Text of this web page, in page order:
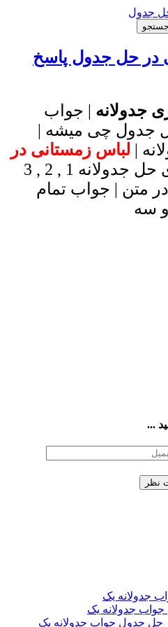
جدول
جستجو
در حل جدول پاسخ
جدولانه | جواب
جدول چی میشه |
| لباس زمستانی در
جدولانه 1 , 2 , 3
متن | جواب تمام
سه
...
نظر
جدولانه یک
جدولانه یک
حل جدول جواب جدولانه یک